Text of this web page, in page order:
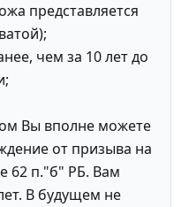
представляется
чем за 10 лет до
Вы вполне можете
от призыва на
62 п."б" РБ. Вам
В будущем не